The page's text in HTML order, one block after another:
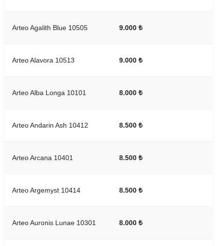
Arteo Agalith Blue 10505 9.000 ₺
Arteo Alavora 10513 9.000 ₺
Arteo Alba Longa 10101 8.000 ₺
Arteo Andarin Ash 10412 8.500 ₺
Arteo Arcana 10401 8.500 ₺
Arteo Argemyst 10414 8.500 ₺
Arteo Auronis Lunae 10301 8.000 ₺